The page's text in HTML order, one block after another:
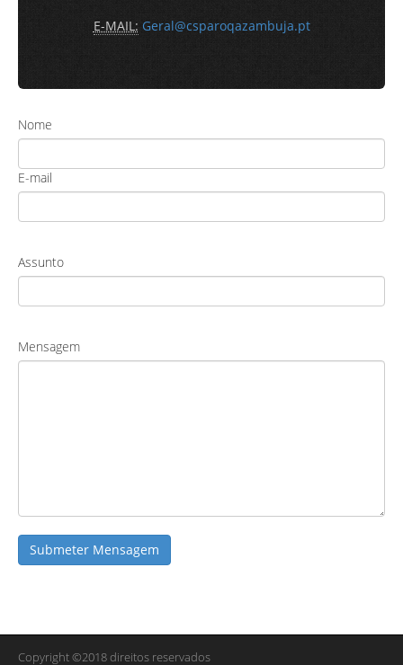
E-MAIL: Geral@csparoqazambuja.pt
Nome
E-mail
Assunto
Mensagem
Submeter Mensagem
Copyright ©2018 direitos reservados